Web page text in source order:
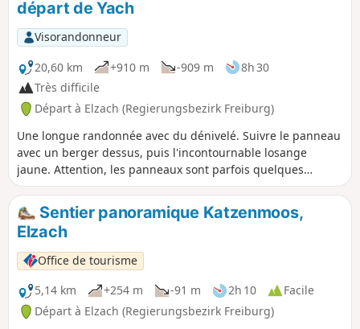
départ de Yach
Visorandonneur
20,60 km
+910 m -909 m
8h 30
Très difficile
Départ à Elzach (Regierungsbezirk Freiburg)
Une longue randonnée avec du dénivelé. Suivre le panneau
avec un berger dessus, puis l'incontournable losange
jaune. Attention, les panneaux sont parfois quelques
dizaines de mètres après les carrefours, ouvrez l'oeil !
Sentier panoramique Katzenmoos,
Elzach
Office de tourisme
5,14 km
+254 m -91 m 2h 10
Facile
Départ à Elzach (Regierungsbezirk Freiburg)